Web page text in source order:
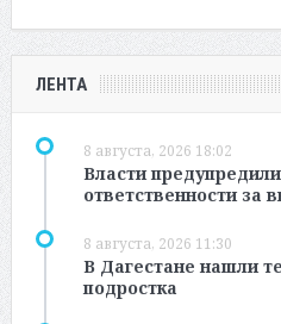
ЛЕНТА
8 августа, 2026 18:02
Власти
ответственности за
8 августа, 2026 11:30
В Дагестане нашли
подростка